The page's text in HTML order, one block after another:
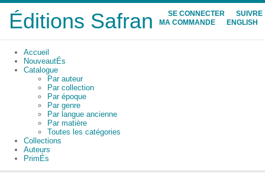
Éditions Safran SE CONNECTER
SUIVRE
MA COMMANDE
ENGLISH
Accueil
NouveautÉs
Catalogue
Par auteur
Par collection
Par époque
Par genre
Par langue ancienne
Par matière
Toutes les catégories
Collections
Auteurs
PrimÉs